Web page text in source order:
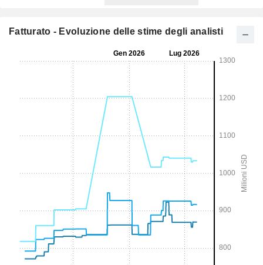
Fatturato - Evoluzione delle stime degli analisti